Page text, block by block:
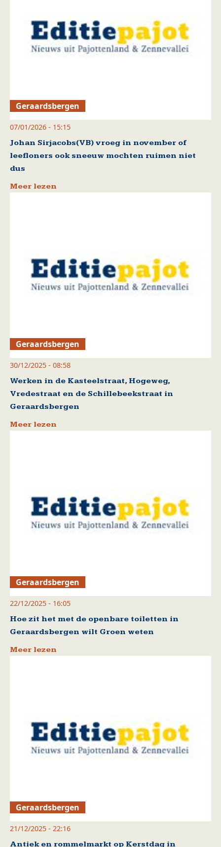
Geraardsbergen
07/01/2026 - 15:15
Johan Sirjacobs(VB) vroeg in november of
leefloners ook sneeuw mochten ruimen niet
dus
Meer lezen
Geraardsbergen
30/12/2025 - 08:58
Werken in de Kasteelstraat, Hogeweg,
Vredestraat en de Schillebeekstraat in
Geraardsbergen
Meer lezen
Geraardsbergen
22/12/2025 - 16:05
Hoe zit het met de openbare toiletten in
Geraardsbergen wilt Groen weten
Meer lezen
Geraardsbergen
21/12/2025 - 22:16
Antiek en rommelmarkt op Kerstdag in